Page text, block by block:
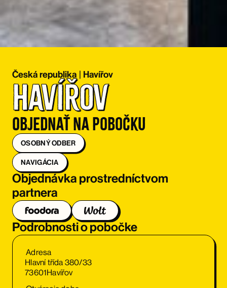
Česká republika | Havířov
Havířov
Objednať na pobočku
OSOBNÝ ODBER
NAVIGÁCIA
Objednávka prostredníctvom
partnera
Podrobnosti o pobočke
Adresa
Hlavní třída 380/33
73601Havířov